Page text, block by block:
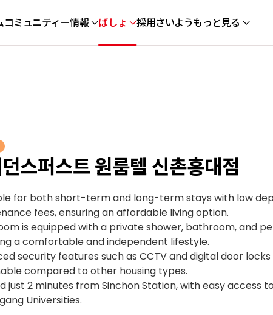
コミュニティー情報 ばしょ 採用さいようもっと見る
스퍼스트 원룸텔 신촌홍대점
for both short-term and long-term stays with low
fees, ensuring an affordable living option.
is equipped with a private shower, bathroom, and
a comfortable and independent lifestyle.
security features such as CCTV and digital door
compared to other housing types.
just 2 minutes from Sinchon Station, with easy access to
Universities.